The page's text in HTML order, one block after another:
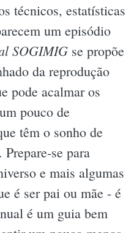
técnicos, estatísticas
um episódio
SOGIMIG se propõe
da reprodução
pode acalmar os
pouco de
têm o sonho de
se para
e mais algumas
é ser pai ou mãe - é
é um guia bem